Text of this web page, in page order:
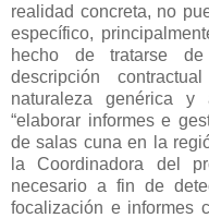
realidad concreta, no
específico,
hecho de tratarse
descripción
naturaleza genérica
“elaborar informes e
de salas cuna en la
la Coordinadora del
necesario a fin de
focalización e informes